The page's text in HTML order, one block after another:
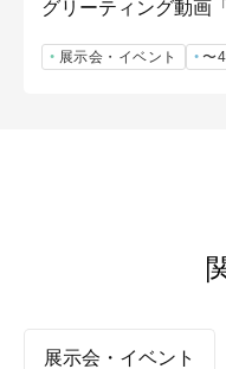
グリーティング動画
展示会・イベント 〜
展示会・イベント